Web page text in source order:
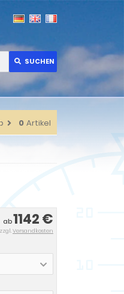
SUCHEN
0 Artikel
ab1142 €
Versandkosten